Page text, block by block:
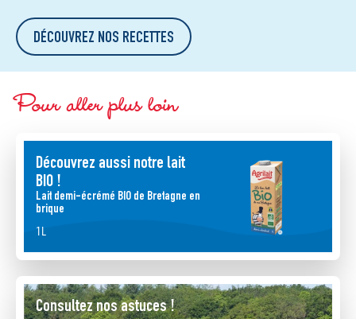
DÉCOUVREZ NOS RECETTES
Pour aller plus loin
Découvrez aussi notre lait
BIO !
Lait demi-écrémé BIO de Bretagne en
brique
1L
Consultez nos astuces !